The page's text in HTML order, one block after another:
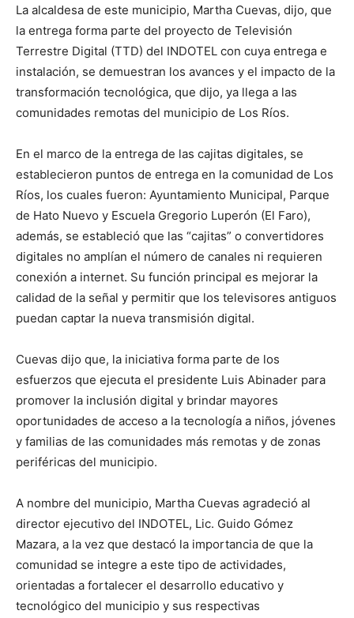
La alcaldesa de este municipio, Martha Cuevas, dijo, que
la entrega forma parte del proyecto de Televisión
Terrestre Digital (TTD) del INDOTEL con cuya entrega e
instalación, se demuestran los avances y el impacto de la
transformación tecnológica, que dijo, ya llega a las
comunidades remotas del municipio de Los Ríos.
En el marco de la entrega de las cajitas digitales, se
establecieron puntos de entrega en la comunidad de Los
Ríos, los cuales fueron: Ayuntamiento Municipal, Parque
de Hato Nuevo y Escuela Gregorio Luperón (El Faro),
además, se estableció que las “cajitas” o convertidores
digitales no amplían el número de canales ni requieren
conexión a internet. Su función principal es mejorar la
calidad de la señal y permitir que los televisores antiguos
puedan captar la nueva transmisión digital.
Cuevas dijo que, la iniciativa forma parte de los
esfuerzos que ejecuta el presidente Luis Abinader para
promover la inclusión digital y brindar mayores
oportunidades de acceso a la tecnología a niños, jóvenes
y familias de las comunidades más remotas y de zonas
periféricas del municipio.
A nombre del municipio, Martha Cuevas agradeció al
director ejecutivo del INDOTEL, Lic. Guido Gómez
Mazara, a la vez que destacó la importancia de que la
comunidad se integre a este tipo de actividades,
orientadas a fortalecer el desarrollo educativo y
tecnológico del municipio y sus respectivas